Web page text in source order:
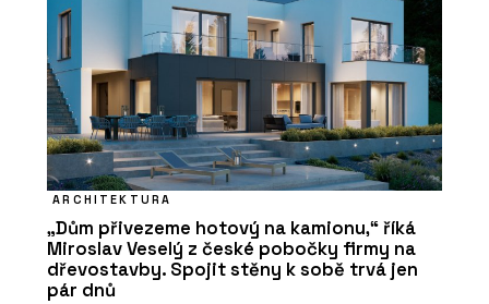
ARCHITEKTURA
„Dům přivezeme hotový na kamionu,“ říká
Miroslav Veselý z české pobočky firmy na
dřevostavby. Spojit stěny k sobě trvá jen
pár dnů